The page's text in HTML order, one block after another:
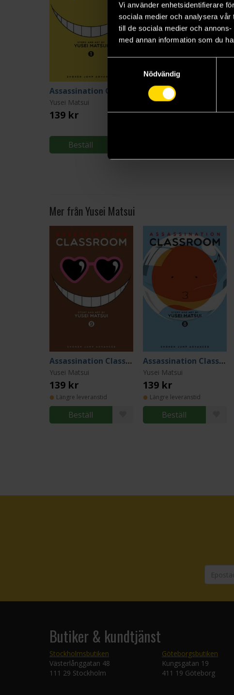
Vi använder enhetsidentifierare
sociala medier och analysera vår
till de sociala medier och
med annan information som du
Nödvändig
Yusei Matsui
139 kr
Beställ
Yusei Matsui
139 kr
Mer från Yusei Matsui
Assassination Classroom Vol 9
Yusei Matsui
139 kr
Längre leveranstid
Beställ
Assassination Classroom Vol 8
Yusei Matsui
139 kr
Längre leveranstid
Beställ
Butiker & kundtjänst
Stockholmsbutiken
Västerlånggatan 48
111 29 Stockholm
Göteborgsbutiken
Kungsgatan 19
411 19 Göteborg